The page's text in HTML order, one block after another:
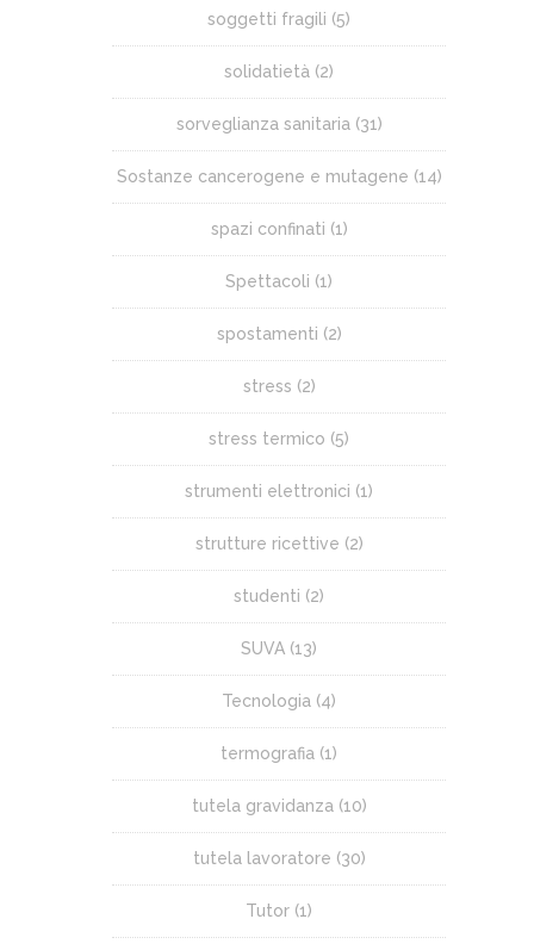
soggetti fragili (5)
solidatietà (2)
sorveglianza sanitaria (31)
Sostanze cancerogene e mutagene (14)
spazi confinati (1)
Spettacoli (1)
spostamenti (2)
stress (2)
stress termico (5)
strumenti elettronici (1)
strutture ricettive (2)
studenti (2)
SUVA (13)
Tecnologia (4)
termografia (1)
tutela gravidanza (10)
tutela lavoratore (30)
Tutor (1)